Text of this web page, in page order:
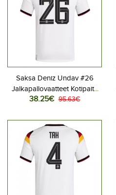
Saksa Deniz Undav #26
Jalkapallovaatteet Kotipaita
MM-kisat 2026 Lyhythihainen
38.25€ 95.63€